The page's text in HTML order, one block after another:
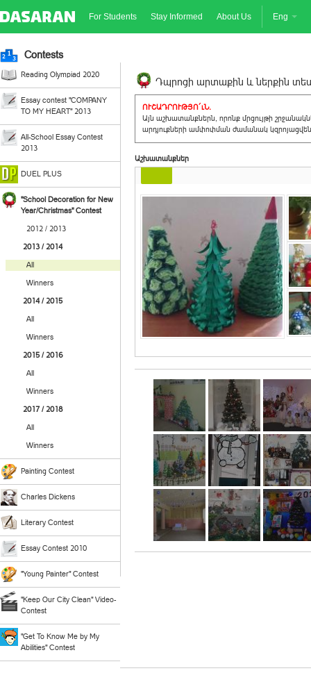
For Students Stay Informed About Us Eng
Contests
Reading Olympiad 2020
Essay contest "COMPANY
TO MY HEART" 2013
All-School Essay Contest
2013
DUEL PLUS
"School Decoration for New
Year/Christmas" Contest
2012 / 2013
2013 / 2014
All
Winners
2014 / 2015
All
Winners
2015 / 2016
All
Winners
2017 / 2018
All
Winners
Painting Contest
Charles Dickens
Literary Contest
Essay Contest 2010
"Young Painter" Contest
"Keep Our City Clean" Video-
Contest
"Get To Know Me by My
Abilities" Contest
Դպրոցի արտաքին և ներքին
ՈՒՇԱԴՐՈՒԹՅՈ´ւՆ.
Այն աշխատանքներն, որոնք մրցույթի
արդյուքների ամփոփման ժամանակ
Աշխատանքներ